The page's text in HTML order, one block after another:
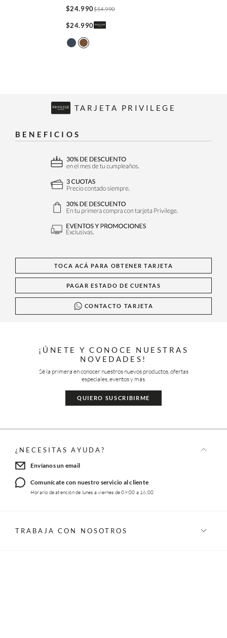
$24.990$54.990
$24.990
TARJETA PRIVILEGE
BENEFICIOS
TOCA ACÁ PARA OBTENER TARJETA
PAGAR ESTADO DE CUENTAS
CONTACTO TARJETA
¡ÚNETE Y CONOCE NUESTRAS
NOVEDADES!
Sé la primera en conocer nuestros nuevos productos, ofertas
especiales, eventos y más.
QUIERO SUSCRIBIRME
¿NECESITAS AYUDA?
Envíanos un email
Comunícate con nuestro servicio al cliente
Horario de atención de lunes a viernes de 09:00 a 16:00
TRABAJA CON NOSOTROS